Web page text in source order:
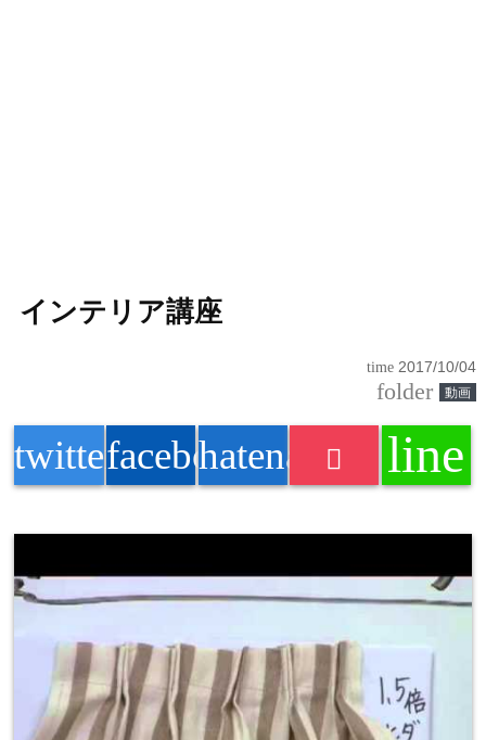
インテリア講座
time 2017/10/04
folder 動画
twitterfacebookhatenabookmark
line